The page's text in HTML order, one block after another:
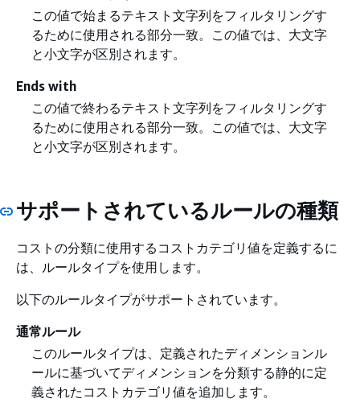
この値で始まるテキスト文字列をフィルタリングす
るために使用される部分一致。この値では、大文字
と小文字が区別されます。
Ends with
この値で終わるテキスト文字列をフィルタリングす
るために使用される部分一致。この値では、大文字
と小文字が区別されます。
サポートされているルールの種類
コストの分類に使用するコストカテゴリ値を定義するに
は、ルールタイプを使用します。
以下のルールタイプがサポートされています。
通常ルール
このルールタイプは、定義されたディメンションル
ールに基づいてディメンションを分類する静的に定
義されたコストカテゴリ値を追加します。